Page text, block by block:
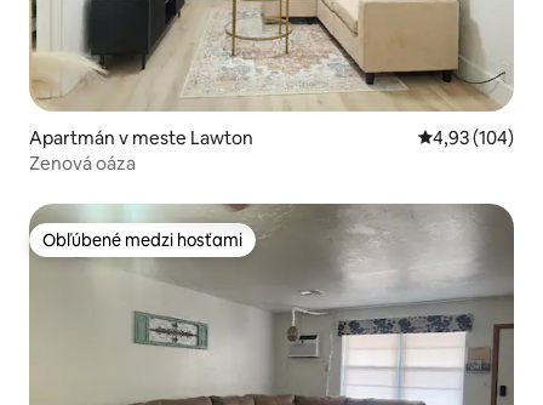
Apartmán v meste Lawton Priemerné
4,93 (104)
Zenová oáza
Obľúbené medzi hosťami
Obľúbené medzi hosťami